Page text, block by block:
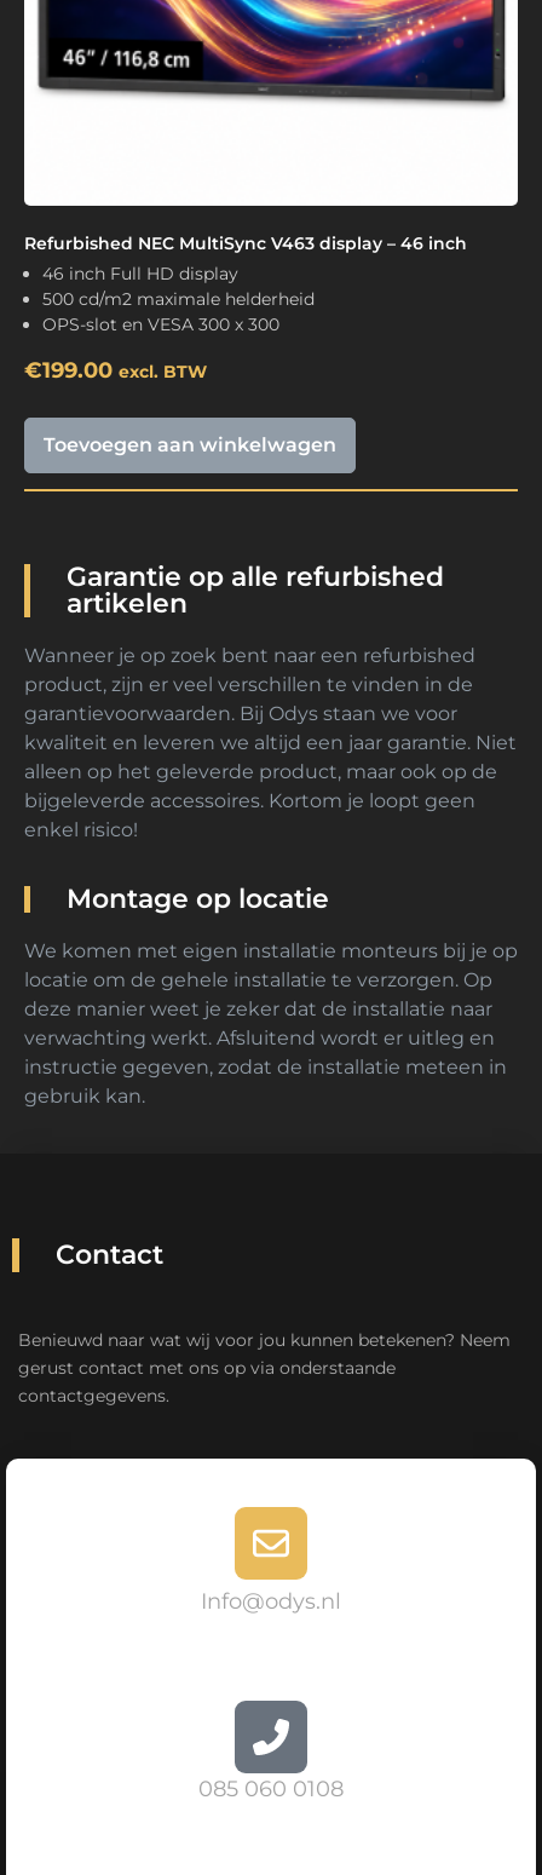
Refurbished NEC MultiSync V463 display – 46 inch
46 inch Full HD display
500 cd/m2 maximale helderheid
OPS-slot en VESA 300 x 300
€199.00 excl. BTW
Toevoegen aan winkelwagen
Garantie op alle refurbished
artikelen
Wanneer je op zoek bent naar een refurbished
product, zijn er veel verschillen te vinden in de
garantievoorwaarden. Bij Odys staan we voor
kwaliteit en leveren we altijd een jaar garantie. Niet
alleen op het geleverde product, maar ook op de
bijgeleverde accessoires. Kortom je loopt geen
enkel risico!
Montage op locatie
We komen met eigen installatie monteurs bij je op
locatie om de gehele installatie te verzorgen. Op
deze manier weet je zeker dat de installatie naar
verwachting werkt. Afsluitend wordt er uitleg en
instructie gegeven, zodat de installatie meteen in
gebruik kan.
Contact
Benieuwd naar wat wij voor jou kunnen betekenen? Neem
gerust contact met ons op via onderstaande
contactgegevens.
Info@odys.nl
085 060 0108